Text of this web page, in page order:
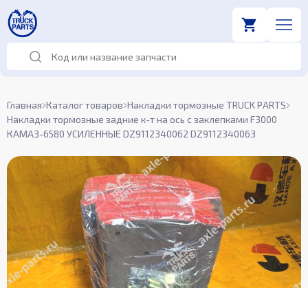
Главная Каталог товаров Накладки тормозные TRUCK PARTS
Накладки тормозные задние к-т на ось с заклепками F3000
КАМАЗ-6580 УСИЛЕННЫЕ DZ9112340062 DZ9112340063